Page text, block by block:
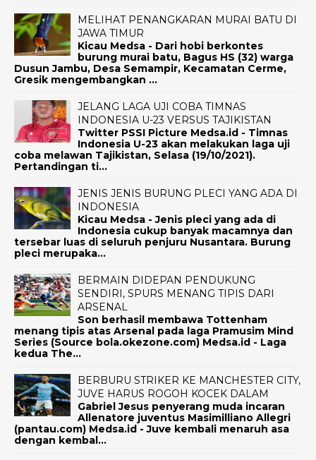
MELIHAT PENANGKARAN MURAI BATU DI
JAWA TIMUR
Kicau Medsa - Dari hobi berkontes
burung murai batu, Bagus HS (32) warga
Dusun Jambu, Desa Semampir, Kecamatan Cerme,
Gresik mengembangkan ...
JELANG LAGA UJI COBA TIMNAS
INDONESIA U-23 VERSUS TAJIKISTAN
Twitter PSSI Picture Medsa.id - Timnas
Indonesia U-23 akan melakukan laga uji
coba melawan Tajikistan, Selasa (19/10/2021).
Pertandingan ti...
JENIS JENIS BURUNG PLECI YANG ADA DI
INDONESIA
Kicau Medsa - Jenis pleci yang ada di
Indonesia cukup banyak macamnya dan
tersebar luas di seluruh penjuru Nusantara. Burung
pleci merupaka...
BERMAIN DIDEPAN PENDUKUNG
SENDIRI, SPURS MENANG TIPIS DARI
ARSENAL
Son berhasil membawa Tottenham
menang tipis atas Arsenal pada laga Pramusim Mind
Series (Source bola.okezone.com) Medsa.id - Laga
kedua The...
BERBURU STRIKER KE MANCHESTER CITY,
JUVE HARUS ROGOH KOCEK DALAM
Gabriel Jesus penyerang muda incaran
Allenatore juventus Masimilliano Allegri
(pantau.com) Medsa.id - Juve kembali menaruh asa
dengan kembal...